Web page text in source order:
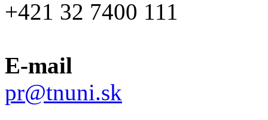
+421 32 7400 111
E-mail
pr@tnuni.sk